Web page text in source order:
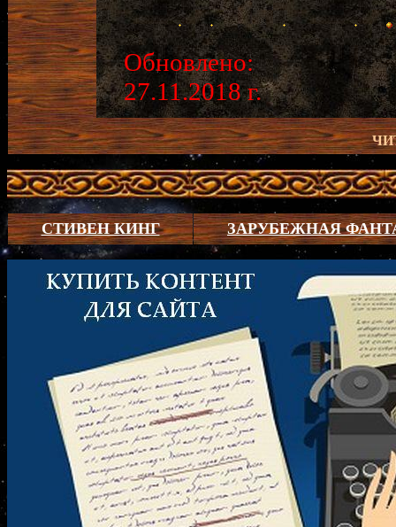
Обновлено:
27.11.2018 г.
СТИВЕН КИНГ ЗАРУБЕЖНАЯ